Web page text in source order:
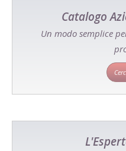
Catalogo
Un modo semplice